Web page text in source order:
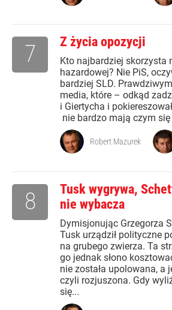
Z życia opozycji
Kto najbardziej skorzysta
hazardowej? Nie PiS,
bardziej SLD.
media, które – odkąd
i Giertycha i
nie bardzo mają czym
7
Robert Mazurek
Tusk wygrywa,
nie wybacza
Dymisjonując Grzegorza
Tusk urządził polityczne
na grubego zwierza. Ta
go jednak słono
nie została upolowana, a
czyli rozjuszona. Gdy
się...
8